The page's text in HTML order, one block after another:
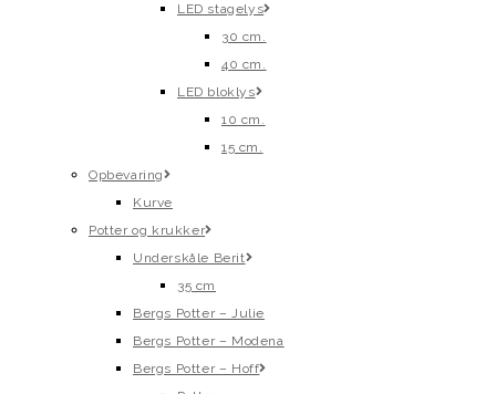
LED stagelys
30 cm.
40 cm.
LED bloklys
10 cm.
15 cm.
Opbevaring
Kurve
Potter og krukker
Underskåle Berit
35 cm
Bergs Potter – Julie
Bergs Potter – Modena
Bergs Potter – Hoff